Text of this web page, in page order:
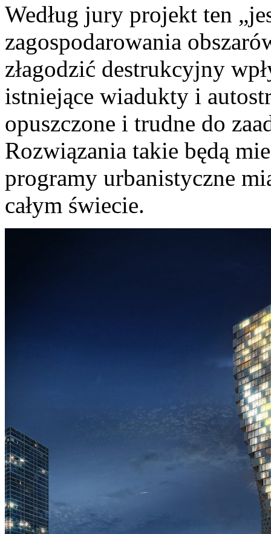
Według jury projekt ten
zagospodarowania
złagodzić destrukcyjny
istniejące wiadukty i
opuszczone i trudne do
Rozwiązania takie będą
programy urbanistyczne
całym świecie.